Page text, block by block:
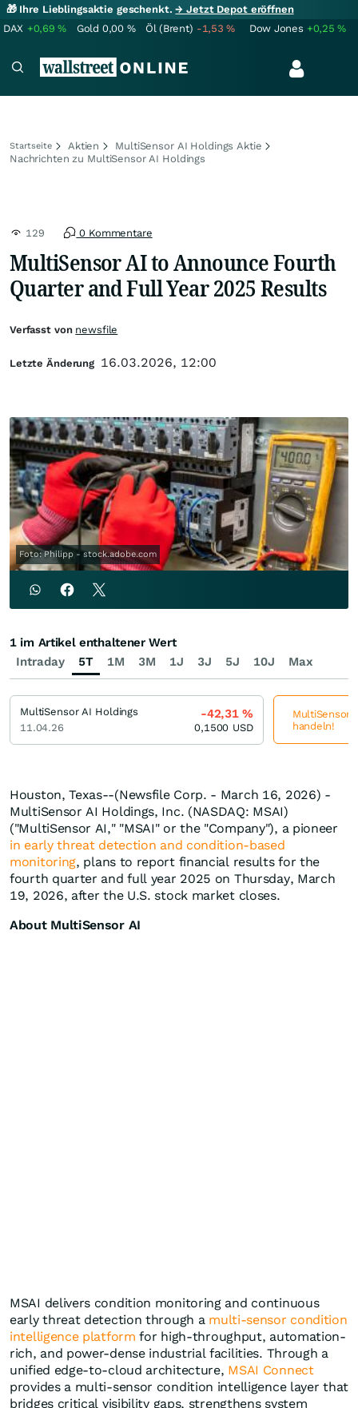
🎁 Ihre Lieblingsaktie geschenkt.→ Jetzt Depot eröffnen
DAX +0,69% Gold 0,00 % Öl (Brent) -1,53% Dow Jones +0,25%
Startseite Aktien
MultiSensor AI Holdings Aktie
Nachrichten zu MultiSensor AI Holdings
129 0 Kommentare
MultiSensor AI to Announce Fourth
Quarter and Full Year 2025 Results
Foto: Philipp - stock.adobe.com
Houston, Texas--(Newsfile Corp. - March 16, 2026) -
MultiSensor AI Holdings, Inc. (NASDAQ: MSAI)
("MultiSensor AI," "MSAI" or the "Company"), a pioneer
in early threat detection and condition-based
monitoring, plans to report financial results for the
fourth quarter and full year 2025 on Thursday, March
19, 2026, after the U.S. stock market closes.
About MultiSensor AI
MSAI delivers condition monitoring and continuous
early threat detection through a multi-sensor condition
intelligence platform for high-throughput, automation-
rich, and power-dense industrial facilities. Through a
unified edge-to-cloud architecture, MSAI Connect
provides a multi-sensor condition intelligence layer that
bridges critical visibility gaps, strengthens system
Verfasst von newsfile
Letzte Änderung 16.03.2026, 12:00
Intraday 5T 1M 3M 1J 3J 5J 10J Max
1 im Artikel enthaltener Wert
MultiSensor AI Holdings
11.04.26
-42,31%
0,1500 USD
MultiSensor
handeln!